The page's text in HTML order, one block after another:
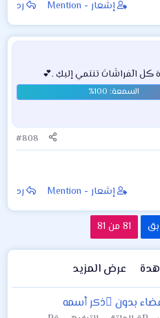
إشعار - Mention رد
ڪلٰ الٓفراشَاتَ تنتمي إليكِ .💕
#808
إشعار - Mention رد
81 من 81
عرض المزيد
بدون ّذكر أسمه